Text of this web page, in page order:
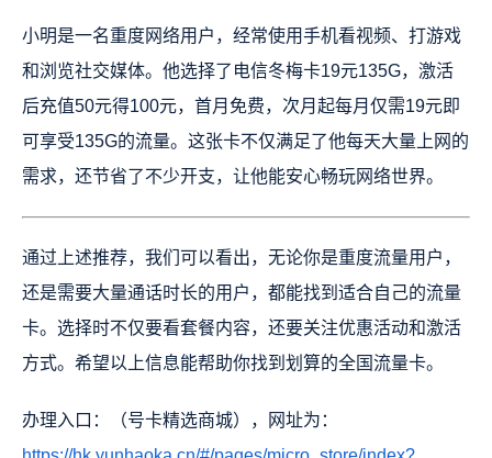
小明是一名重度网络用户，经常使用手机看视频、打游戏
和浏览社交媒体。他选择了电信冬梅卡19元135G，激活
后充值50元得100元，首月免费，次月起每月仅需19元即
可享受135G的流量。这张卡不仅满足了他每天大量上网的
需求，还节省了不少开支，让他能安心畅玩网络世界。
通过上述推荐，我们可以看出，无论你是重度流量用户，
还是需要大量通话时长的用户，都能找到适合自己的流量
卡。选择时不仅要看套餐内容，还要关注优惠活动和激活
方式。希望以上信息能帮助你找到划算的全国流量卡。
办理入口：（号卡精选商城），网址为：